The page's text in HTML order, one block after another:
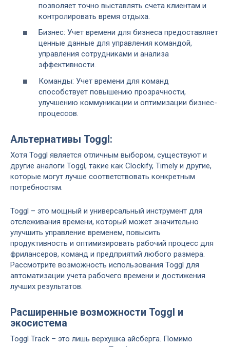
позволяет точно выставлять счета клиентам и
контролировать время отдыха.
Бизнес: Учет времени для бизнеса предоставляет
ценные данные для управления командой,
управления сотрудниками и анализа
эффективности.
Команды: Учет времени для команд
способствует повышению прозрачности,
улучшению коммуникации и оптимизации бизнес-
процессов.
Альтернативы Toggl:
Хотя Toggl является отличным выбором, существуют и
другие аналоги Toggl, такие как Clockify, Timely и другие,
которые могут лучше соответствовать конкретным
потребностям.
Toggl – это мощный и универсальный инструмент для
отслеживания времени, который может значительно
улучшить управление временем, повысить
продуктивность и оптимизировать рабочий процесс для
фрилансеров, команд и предприятий любого размера.
Рассмотрите возможность использования Toggl для
автоматизации учета рабочего времени и достижения
лучших результатов.
Расширенные возможности Toggl и
экосистема
Toggl Track – это лишь верхушка айсберга. Помимо